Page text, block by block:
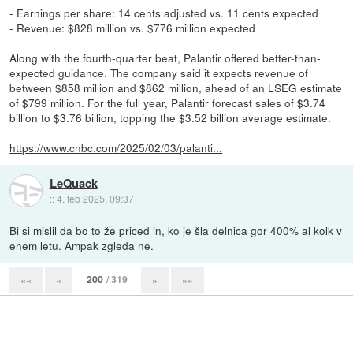
- Earnings per share: 14 cents adjusted vs. 11 cents expected
- Revenue: $828 million vs. $776 million expected
Along with the fourth-quarter beat, Palantir offered better-than-
expected guidance. The company said it expects revenue of
between $858 million and $862 million, ahead of an LSEG estimate
of $799 million. For the full year, Palantir forecast sales of $3.74
billion to $3.76 billion, topping the $3.52 billion average estimate.
https://www.cnbc.com/2025/02/03/palanti...
LeQuack
::4. feb 2025, 09:37
Bi si mislil da bo to že priced in, ko je šla delnica gor 400% al kolk v
enem letu. Ampak zgleda ne.
«« « 200 / 319 » »»